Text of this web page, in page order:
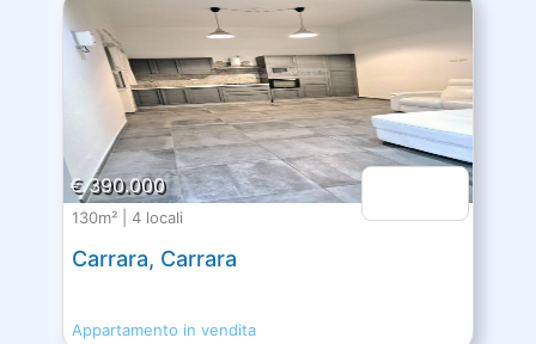
€ 390.000
130m² | 4 locali
Carrara, Carrara
Appartamento in vendita